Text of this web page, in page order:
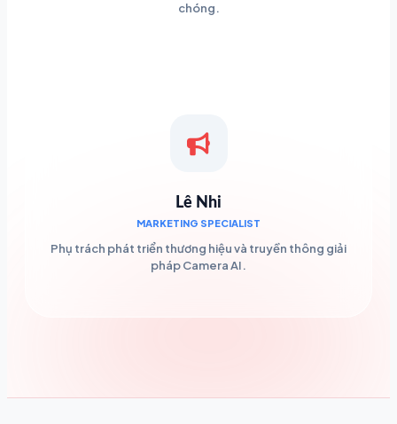
chóng.
Lê Nhi
MARKETING SPECIALIST
Phụ trách phát triển thương hiệu và truyền thông giải
pháp Camera AI.